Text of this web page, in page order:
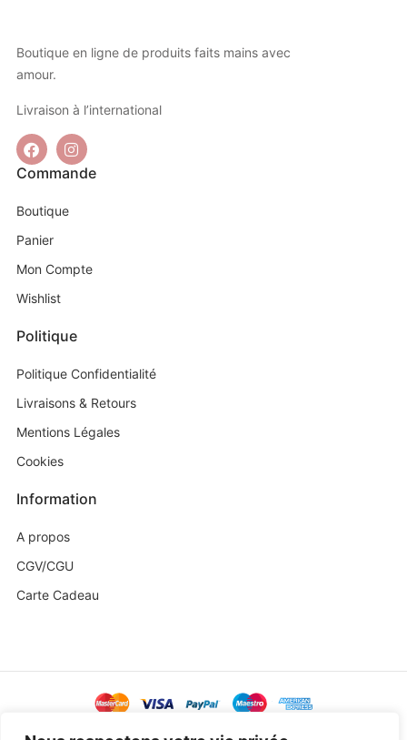
Boutique en ligne de produits faits mains avec
amour.
Livraison à l’international
Commande
Boutique
Panier
Mon Compte
Wishlist
Politique
Politique Confidentialité
Livraisons & Retours
Mentions Légales
Cookies
Information
A propos
CGV/CGU
Carte Cadeau
@ Copyright 2023 Baby Sweetness byAgence Exoa